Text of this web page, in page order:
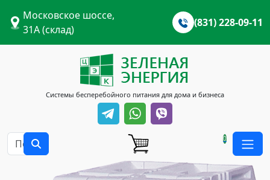
Московское шоссе,
31А (склад)
(831) 228-09-11
Системы бесперебойного питания для дома и бизнеса
0